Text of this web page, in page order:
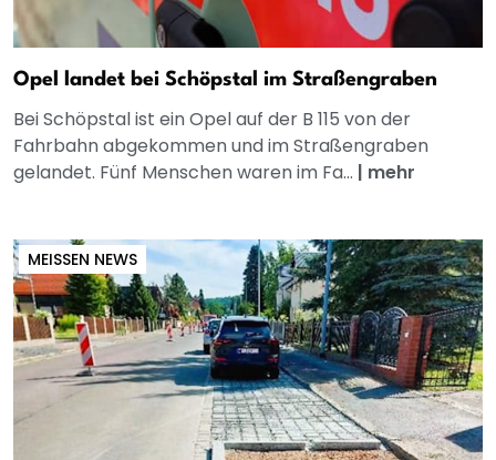
Opel landet bei Schöpstal im Straßengraben
Bei Schöpstal ist ein Opel auf der B 115 von der
Fahrbahn abgekommen und im Straßengraben
gelandet. Fünf Menschen waren im Fa... | mehr
MEISSEN NEWS